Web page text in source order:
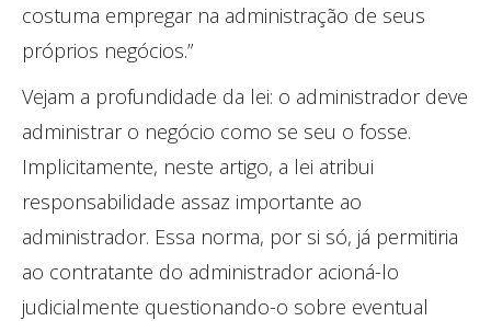
costuma empregar na administração de seus
próprios negócios.”
Vejam a profundidade da lei: o administrador deve
administrar o negócio como se seu o fosse.
Implicitamente, neste artigo, a lei atribui
responsabilidade assaz importante ao
administrador. Essa norma, por si só, já permitiria
ao contratante do administrador acioná-lo
judicialmente questionando-o sobre eventual